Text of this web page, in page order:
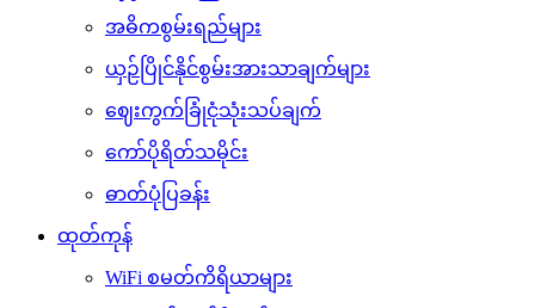
အဓိကစွမ်းရည်များ
ယှဉ်ပြိုင်နိုင်စွမ်းအားသာချက်များ
ဈေးကွက်ခြုံငုံသုံးသပ်ချက်
ကော်ပိုရိတ်သမိုင်း
ဓာတ်ပုံပြခန်း
ထုတ်ကုန်
WiFi စမတ်ကိရိယာများ